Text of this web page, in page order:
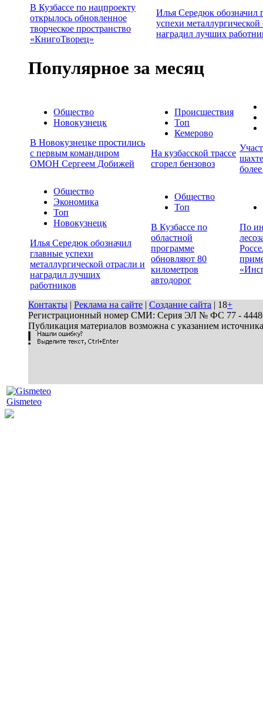
В Кузбассе по нацпроекту
открылось обновленное
творческое пространство
«КнигоТворец»
Илья Середюк обозначил
успехи металлургической
наградил лучших
Популярное за месяц
Общество
Новокузнецк
В Новокузнецке простились
с первым командиром
ОМОН Сергеем Добижей
Происшествия
Топ
Кемерово
На кузбасской трассе
сгорел бензовоз
Общество
Экономика
Топ
Новокузнецк
Илья Середюк обозначил
главные успехи
металлургической отрасли и
наградил лучших
работников
Общество
Топ
В Кузбассе по
областной
программе
обновляют 80
километров
автодорог
По
Контакты | Реклама на сайте | Создание сайта | 18+
Регистрационный номер СМИ: Серия ЭЛ № ФС 77 - 44486
Публикация материалов возможна с указанием
Gismeteo